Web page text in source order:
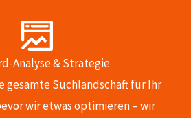
Analyse & Strategie
gesamte Suchlandschaft für Ihr
wir etwas optimieren – wir